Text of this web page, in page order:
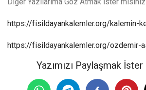
https://fisildayankalemler.org/kalemin-
https://fisildayankalemler.org/ozdemir-
Yazımızı Paylaşmak